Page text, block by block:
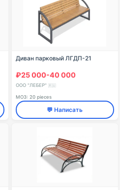
Диван парковый ЛГДП-21
₽25 000-40 000
ООО "ЛЕБЕР" 🇷🇺
МОЗ: 20 pieces
💬 Написать